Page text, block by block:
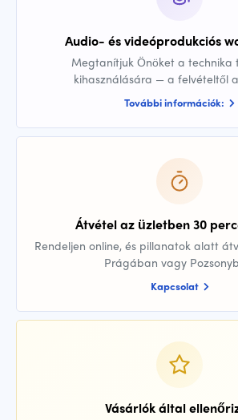
Audio- és videóprodukciós
Megtanítjuk Önöket a technika
kihasználására — a felvételtől
További információk:
Átvétel az üzletben 30
Rendeljen online, és pillanatok alatt
Prágában vagy
Kapcsolat
Vásárlók által